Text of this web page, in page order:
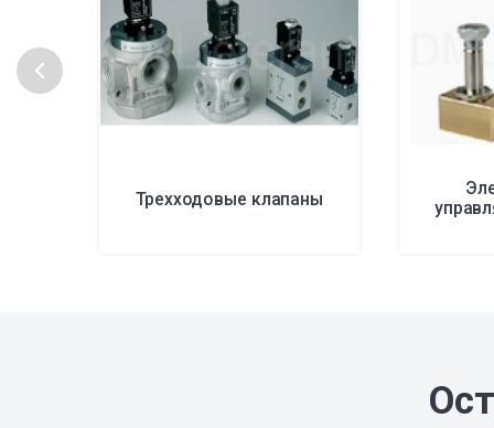
Трехходовые клапаны